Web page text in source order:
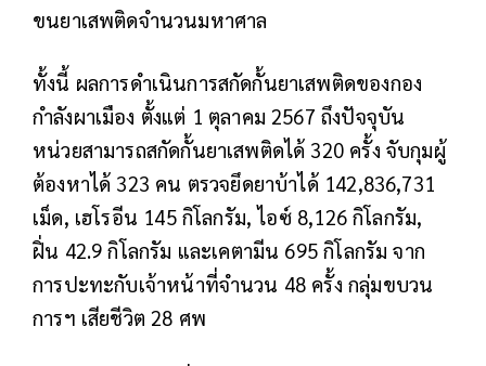
ขนยาเสพติดจำนวนมหาศาล
ทั้งนี้ ผลการดำเนินการสกัดกั้นยาเสพติดของกอง
กำลังผาเมือง ตั้งแต่ 1 ตุลาคม 2567 ถึงปัจจุบัน
หน่วยสามารถสกัดกั้นยาเสพติดได้ 320 ครั้ง จับกุมผู้
ต้องหาได้ 323 คน ตรวจยึดยาบ้าได้ 142,836,731
เม็ด, เฮโรอีน 145 กิโลกรัม, ไอซ์ 8,126 กิโลกรัม,
ฝิ่น 42.9 กิโลกรัม และเคตามีน 695 กิโลกรัม จาก
การปะทะกับเจ้าหน้าที่จำนวน 48 ครั้ง กลุ่มขบวน
การฯ เสียชีวิต 28 ศพ